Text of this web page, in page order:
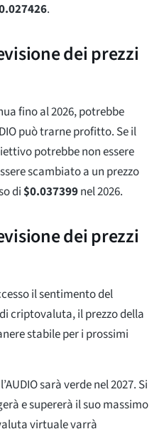
.
dei prezzi
fino al 2026, potrebbe
può trarne profitto. Se il
potrebbe non essere
scambiato a un prezzo
di$0.037399nel 2026.
dei prezzi
il sentimento del
criptovaluta, il prezzo della
stabile per i prossimi
sarà verde nel 2027. Si
e supererà il suo massimo
virtuale varrà